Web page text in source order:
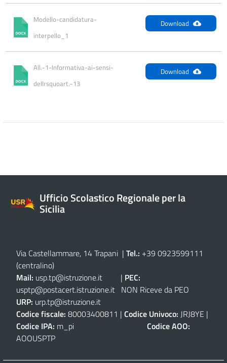
Modello-candidatura-
interpello_1
Download
All.-1-Informativa-ai-sensi-
dellrsquoart.-13
Download
Ufficio Scolastico Regionale per la
Sicilia
Via Castellammare, 14 Trapani | Tel.: +39 0923599111
(centralino)
Mail: usp.tp@istruzione.it | PEC:
usptp@postacert.istruzione.it NON Riceve da PEO
URP: urp.tp@istruzione.it
Codice fiscale: 80003400811 | Codice Univoco: JRJ8YE |
Codice IPA: m_pi Codice AOO:
AOOUSPTP